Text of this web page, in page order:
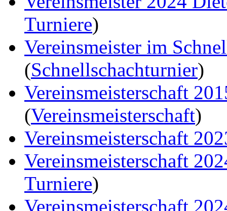
Turniere)
Vereinsmeister im
(Schnellschachturnier)
Vereinsmeisterschaft
(Vereinsmeisterschaft)
Vereinsmeisterschaft
Vereinsmeisterschaft
Turniere)
Vereinsmeisterschaft